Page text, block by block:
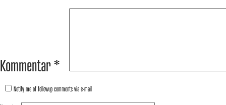
Kommentar*
Notify me of followup comments via e-mail